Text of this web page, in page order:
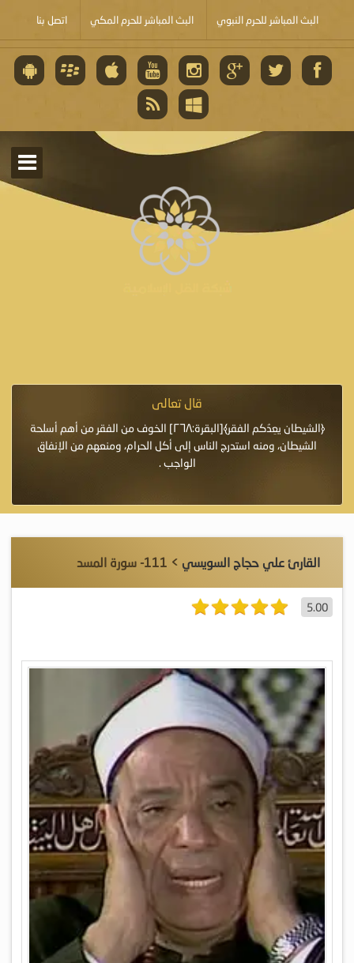
البث المباشر للحرم النبوي البث المباشر للحرم المكي اتصل بنا
قال تعالى
﴿الشيطان يعِدُكم الفقر﴾[البقرة:٢٦٨] الخوف من الفقر من أهم أسلحة
الشيطان، ومنه استدرج الناس إلى أكل الحرام، ومنعهم من الإنفاق
الواجب .
القارئ علي حجاج السويسي > 111- سورة المسد
5.00